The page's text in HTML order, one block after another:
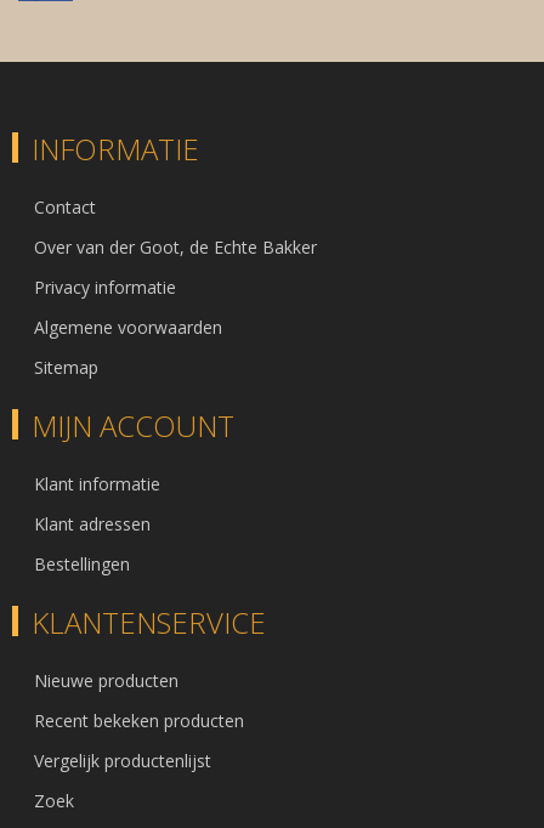
INFORMATIE
Contact
Over van der Goot, de Echte Bakker
Privacy informatie
Algemene voorwaarden
Sitemap
MIJN ACCOUNT
Klant informatie
Klant adressen
Bestellingen
KLANTENSERVICE
Nieuwe producten
Recent bekeken producten
Vergelijk productenlijst
Zoek